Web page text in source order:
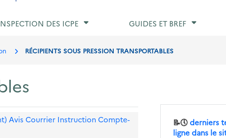
DES ICPE GUIDES ET BREF
RÉCIPIENTS SOUS PRESSION TRANSPORTABLES
Avis Courrier Instruction Compte-
📝🕔derniers
ligne dans le